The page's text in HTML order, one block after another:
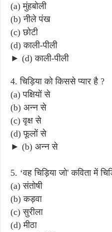
(a) मुंहबोली
(b) नीले पंख
(c) छोटी
(d) काली-पीली
► (d) काली-पीली
4. चिड़िया को किससे प्यार है ?
(a) पक्षियों से
(b) अन्न से
(c) वृक्ष से
(d) फूलों से
► (b) अन्न से
5. ‘वह चिड़िया जो' कविता में
(a) संतोषी
(b) कड़वा
(c) सुरीला
(d) मीठा